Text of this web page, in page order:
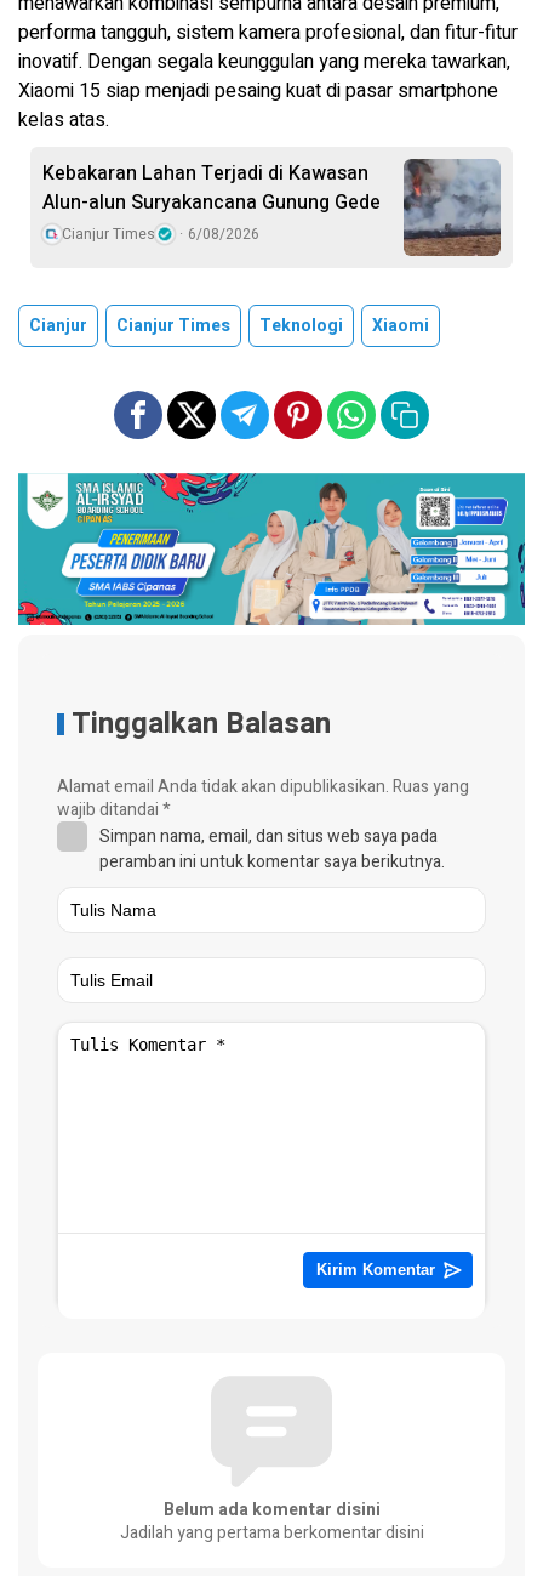
performa tangguh, sistem kamera profesional, dan fitur-fitur
inovatif. Dengan segala keunggulan yang mereka tawarkan,
Xiaomi 15 siap menjadi pesaing kuat di pasar smartphone
kelas atas.
Kebakaran Lahan Terjadi di Kawasan
Alun-alun Suryakancana Gunung Gede
Cianjur Times 6/08/2026
Cianjur Cianjur Times Teknologi Xiaomi
Tinggalkan Balasan
Alamat email Anda tidak akan dipublikasikan.Ruas yang
wajib ditandai*
Simpan nama, email, dan situs web saya pada
peramban ini untuk komentar saya berikutnya.
Belum ada komentar disini
Jadilah yang pertama berkomentar disini